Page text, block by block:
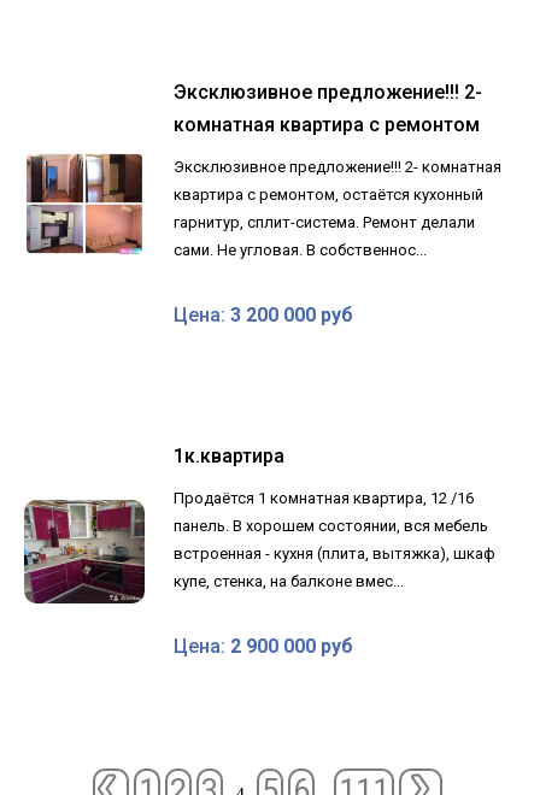
Эксклюзивное предложение!!! 2-
комнатная квартира с ремонтом
Эксклюзивное предложение!!! 2- комнатная
квартира с ремонтом, остаётся кухонный
гарнитур, сплит-система. Ремонт делали
сами. Не угловая. В собственнос...
Цена: 3 200 000 руб
1к.квартира
Продаётся 1 комнатная квартира, 12 /16
панель. В хорошем состоянии, вся мебель
встроенная - кухня (плита, вытяжка), шкаф
купе, стенка, на балконе вмес...
Цена: 2 900 000 руб